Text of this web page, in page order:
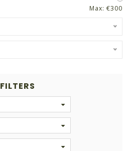
Max: €300
FILTERS